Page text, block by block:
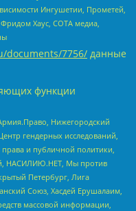
Ингушетии, Прометей,
Хаус, СОТА медиа,
documents/7756/ данные
функции
Нижегородский
гендерных исследований,
и публичной политики,
НАСИЛИЮ.НЕТ, Мы против
Петербург, Лига
Союз, Хасдей Ерушалаим,
массовой информации,